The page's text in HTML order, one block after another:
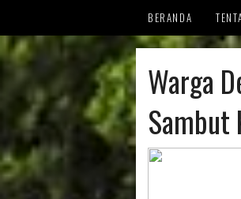
BERANDA
Warga
Sambut